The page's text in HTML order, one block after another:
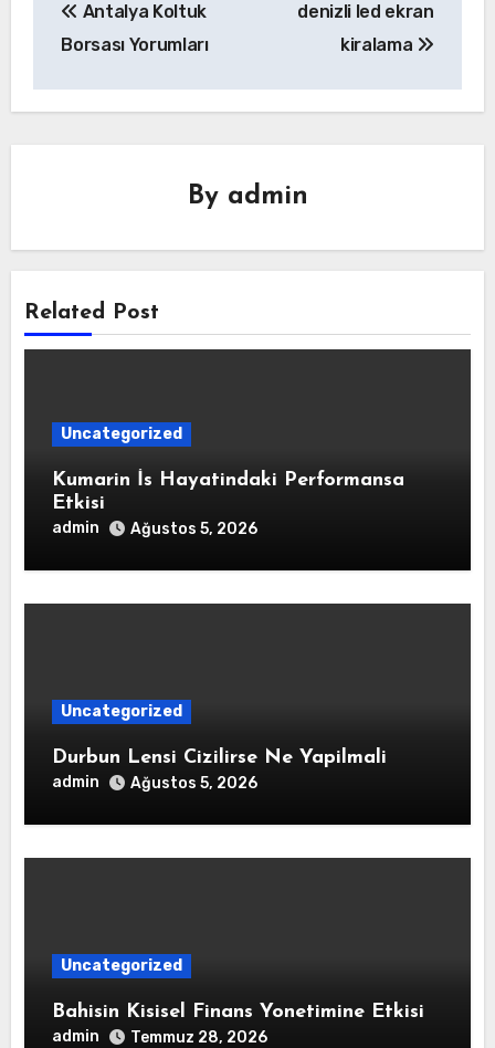
gezinmesi
Antalya Koltuk
Borsası Yorumları
denizli led ekran
kiralama
By admin
Related Post
Uncategorized
Kumarin İs Hayatindaki Performansa
Etkisi
admin Ağustos 5, 2026
Uncategorized
Durbun Lensi Cizilirse Ne Yapilmali
admin Ağustos 5, 2026
Uncategorized
Bahisin Kisisel Finans Yonetimine Etkisi
admin Temmuz 28, 2026